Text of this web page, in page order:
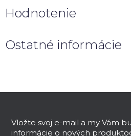
Hodnotenie
Ostatné informácie
Vložte svoj e-mail a my Vám
informácie o nových